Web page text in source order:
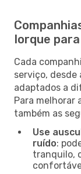
Iorque
Cada
serviço, desde
adaptados a
Para melhorar
também as
Use
ruído:
tranquilo,